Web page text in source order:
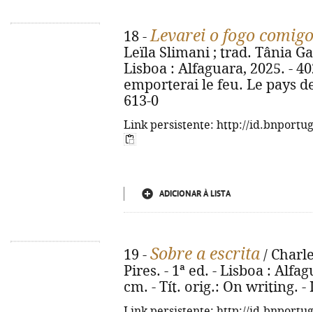
18 -Levarei o fogo comigo
Leïla Slimani ; trad. Tânia
Lisboa : Alfaguara, 2025. -
emporterai le feu. Le pays
613-0
Link persistente: http://
ADICIONAR À LISTA
19 - Sobre a escrita /
Pires. - 1ª ed. - Lisboa :
cm. - Tít. orig.: On writing. -